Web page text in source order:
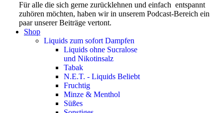
Für alle die sich gerne zurücklehnen und einfach entspannt
zuhören möchten, haben wir in unserem Podcast-Bereich ein
paar unserer Beiträge vertont.
Shop
Liquids zum sofort Dampfen
Liquids ohne Sucralose
und Nikotinsalz
Tabak
N.E.T. - Liquids Beliebt
Fruchtig
Minze & Menthol
Süßes